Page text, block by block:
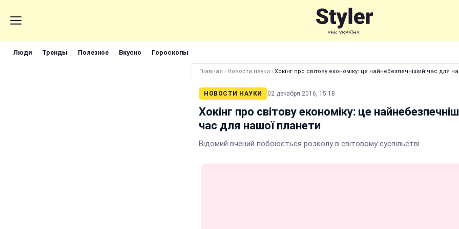
Люди Тренды Полезное Вкусно Гороскопы
Главная › Новости науки › Хокінг про світову економіку: це найнебезпечніший час для
НОВОСТИ НАУКИ 02 декабря 2016, 15:18
Хокінг про світову економіку: це
час для нашої планети
Відомий вчений побоюється розколу в світовому суспільстві